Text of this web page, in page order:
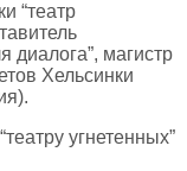
“театр
диалога”, магистр
Хельсинки
угнетенных”